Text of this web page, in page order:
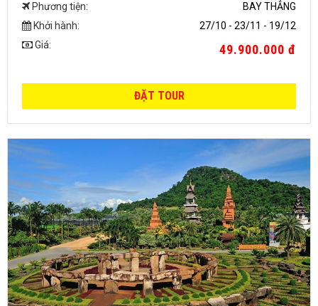
Phương tiện:
BAY THẲNG
Khởi hành:
27/10 - 23/11 - 19/12
Giá:
49.900.000 đ
ĐẶT TOUR